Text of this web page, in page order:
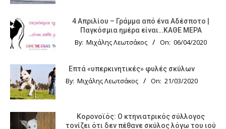
4 Απριλίου – Γράμμα από ένα Αδέσποτο |
Παγκόσμια ημέρα είναι…ΚΑΘΕ ΜΕΡΑ
By: Μιχάλης Λεωτσάκος On: 06/04/2020
Επτά «υπερκινητικές» φυλές σκύλων
By: Μιχάλης Λεωτσάκος On: 21/03/2020
Κορονοϊός: Ο κτηνιατρικός σύλλογος
τονίζει ότι δεν πέθανε σκύλος λόγω του ιού